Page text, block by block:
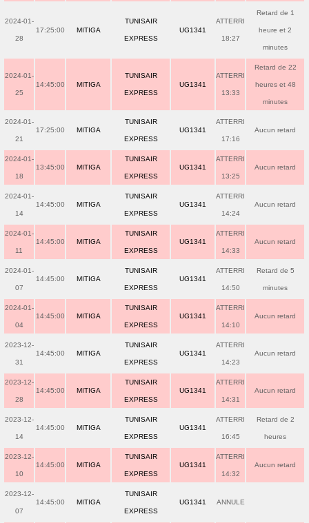
2024-01-
28
17:25:00 MITIGA
TUNISAIR
EXPRESS
UG1341
ATTERRI
18:27
Retard de 1
heure et 2
minutes
2024-01-
25
14:45:00 MITIGA
TUNISAIR
EXPRESS
UG1341
ATTERRI
13:33
Retard de 22
heures et 48
minutes
2024-01-
21
17:25:00 MITIGA
TUNISAIR
EXPRESS
UG1341
ATTERRI
17:16
Aucun retard
2024-01-
18
13:45:00 MITIGA
TUNISAIR
EXPRESS
UG1341
ATTERRI
13:25
Aucun retard
2024-01-
14
14:45:00 MITIGA
TUNISAIR
EXPRESS
UG1341
ATTERRI
14:24
Aucun retard
2024-01-
11
14:45:00 MITIGA
TUNISAIR
EXPRESS
UG1341
ATTERRI
14:33
Aucun retard
2024-01-
07
14:45:00 MITIGA
TUNISAIR
EXPRESS
UG1341
ATTERRI
14:50
Retard de 5
minutes
2024-01-
04
14:45:00 MITIGA
TUNISAIR
EXPRESS
UG1341
ATTERRI
14:10
Aucun retard
2023-12-
31
14:45:00 MITIGA
TUNISAIR
EXPRESS
UG1341
ATTERRI
14:23
Aucun retard
2023-12-
28
14:45:00 MITIGA
TUNISAIR
EXPRESS
UG1341
ATTERRI
14:31
Aucun retard
2023-12-
14
14:45:00 MITIGA
TUNISAIR
EXPRESS
UG1341
ATTERRI
16:45
Retard de 2
heures
2023-12-
10
14:45:00 MITIGA
TUNISAIR
EXPRESS
UG1341
ATTERRI
14:32
Aucun retard
2023-12-
07
14:45:00 MITIGA
TUNISAIR
EXPRESS
UG1341 ANNULE